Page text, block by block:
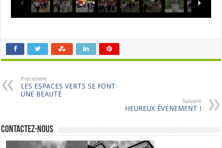
Précédent
LES ESPACES VERTS SE FONT
UNE BEAUTÉ
Suivant
HEUREUX ÉVÉNEMENT !
Contactez-nous